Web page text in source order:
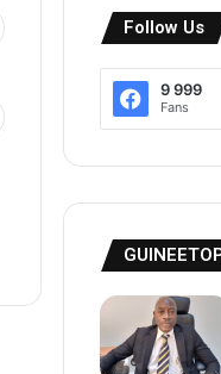
Follow Us
9 999
Fans